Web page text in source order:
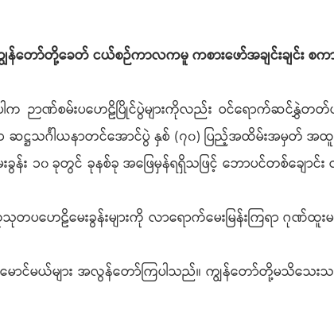
န်တော်တို့ခေတ် ငယ်စဉ်ကာလကမူ ကစားဖော်အချင်းချင်း စ
ဉာဏ်စမ်းပဟေဠိပြိုင်ပွဲများကိုလည်း ဝင်ရောက်ဆင်နွှဲတတ်
ဋ္ဌသင်္ဂါယနာတင်အောင်ပွဲ နှစ် (၇၀) ပြည့်အထိမ်းအမှတ် အထူ
း ၁၀ ခုတွင် ခုနစ်ခု အဖြေမှန်ရရှိသဖြင့် ဘောပင်တစ်ချော
ဠိမေးခွန်းများကို လာရောက်မေးမြန်းကြရာ ဂုဏ်ထူး
ာင်မယ်များ အလွန်တော်ကြပါသည်။ ကျွန်တော်တို့မသိသေ